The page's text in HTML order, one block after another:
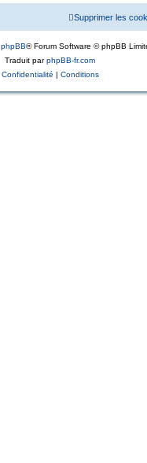
Supprimer les
phpBB® Forum Software © phpBB
Traduit parphpBB-fr.com
Confidentialité
Conditions